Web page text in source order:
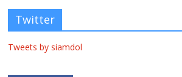
Twitter
Tweets by siamdol